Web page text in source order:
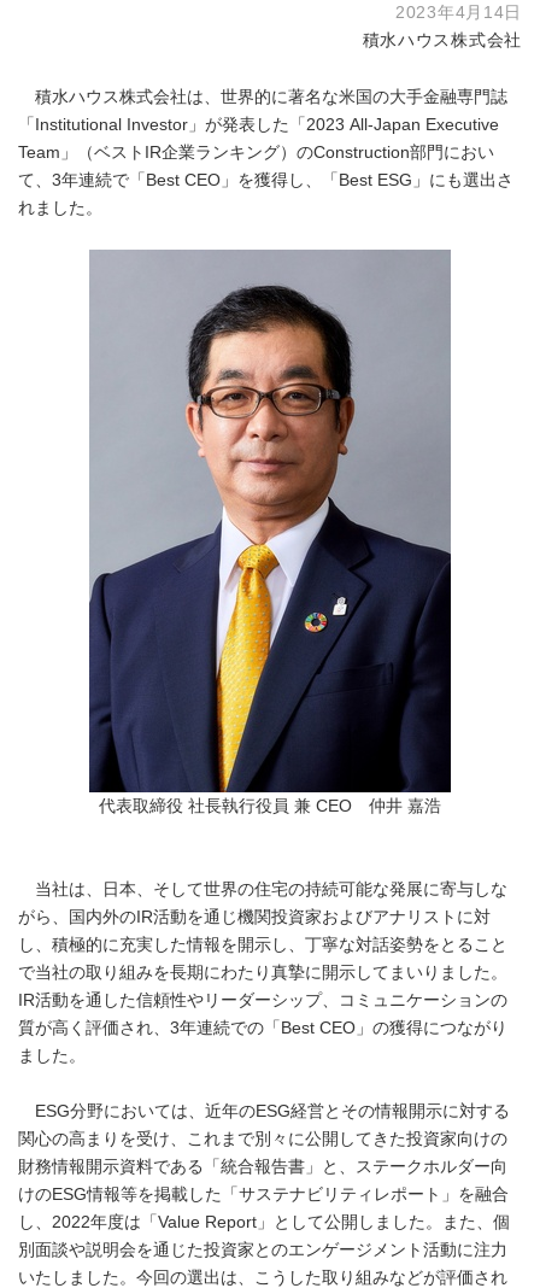
2023年4月14日
積水ハウス株式会社
積水ハウス株式会社は、世界的に著名な米国の大手金融専門誌
「Institutional Investor」が発表した「2023 All-Japan Executive
Team」（ベストIR企業ランキング）のConstruction部門におい
て、3年連続で「Best CEO」を獲得し、「Best ESG」にも選出さ
れました。
代表取締役 社長執行役員 兼 CEO 仲井 嘉浩
当社は、日本、そして世界の住宅の持続可能な発展に寄与しな
がら、国内外のIR活動を通じ機関投資家およびアナリストに対
し、積極的に充実した情報を開示し、丁寧な対話姿勢をとること
で当社の取り組みを長期にわたり真摯に開示してまいりました。
IR活動を通した信頼性やリーダーシップ、コミュニケーションの
質が高く評価され、3年連続での「Best CEO」の獲得につながり
ました。
ESG分野においては、近年のESG経営とその情報開示に対する
関心の高まりを受け、これまで別々に公開してきた投資家向けの
財務情報開示資料である「統合報告書」と、ステークホルダー向
けのESG情報等を掲載した「サステナビリティレポート」を融合
し、2022年度は「Value Report」として公開しました。また、個
別面談や説明会を通じた投資家とのエンゲージメント活動に注力
いたしました。今回の選出は、こうした取り組みなどが評価され